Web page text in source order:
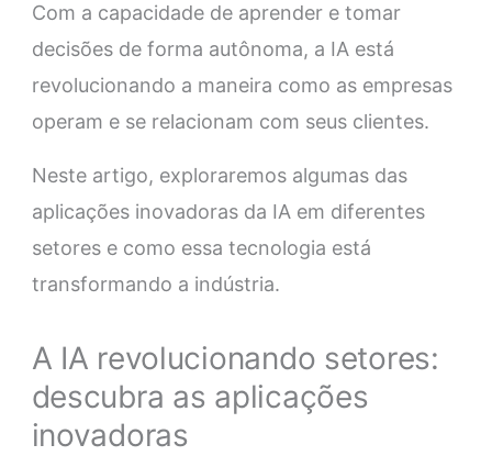
Com a capacidade de aprender e tomar
decisões de forma autônoma, a IA está
revolucionando a maneira como as empresas
operam e se relacionam com seus clientes.
Neste artigo, exploraremos algumas das
aplicações inovadoras da IA em diferentes
setores e como essa tecnologia está
transformando a indústria.
A IA revolucionando setores:
descubra as aplicações
inovadoras